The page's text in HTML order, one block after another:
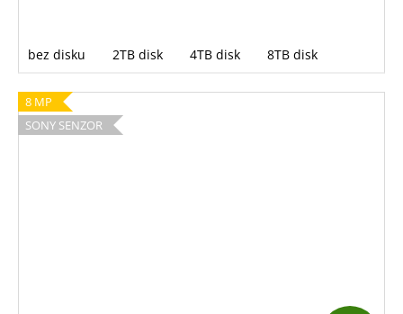
bez disku 2TB disk 4TB disk 8TB disk
8 MP
SONY SENZOR